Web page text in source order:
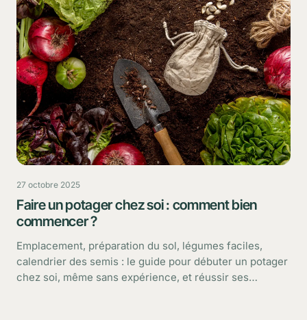
27 octobre 2025
Faire un potager chez soi : comment bien
commencer ?
Emplacement, préparation du sol, légumes faciles,
calendrier des semis : le guide pour débuter un potager
chez soi, même sans expérience, et réussir ses